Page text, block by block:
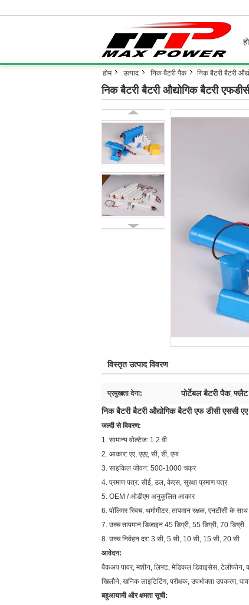
होम उत्पाद निक बैटरी पैक निक बैटरी बैटरी
निक बैटरी बैटरी औद्योगिक बैटरी
विस्तृत उत्पाद विवरण
प्रमुखता देना: पोर्टेबल बैटरी पैक,फ्लैट
निक बैटरी बैटरी औद्योगिक बैटरी एफ डीसी एससी
जल्दी से विवरण:
1. सामान्य वोल्टेज: 1.2 वी
2. आकार: एए, एएए, सी, डी, एफ
3. साइकिल जीवन: 500-1000 चक्र
4. प्रमाण पत्र: सीई, उल, केएस, सुरक्षा प्रमाण पत्र
5. OEM / ओडीएम अनुकूलित आकार
6. पॉलिमर स्विच, थर्मामीटर, तापमान रक्षक, एनटीसी के
7. उच्च तापमान डिजाइन 45 डिग्री, 55 डिग्री, 70 डिग्री
8. उच्च निर्वहन दर: 3 सी, 5 सी, 10 सी, 15 सी, 20 सी
आवेदन:
बैकअप पावर, मशीन, लिफ्ट, मेडिकल डिवाइसेस, टेलीफोन,
खिलौने, खनिक लाइटिटिंग, परीक्षक, उपभोक्ता उपकरण,
बहुआयामी और क्षमता सूची: